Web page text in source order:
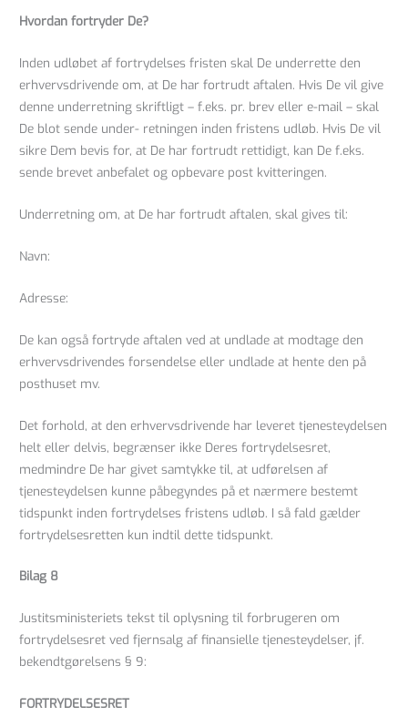
Hvordan fortryder De?
Inden udløbet af fortrydelses fristen skal De underrette den
erhvervsdrivende om, at De har fortrudt aftalen. Hvis De vil give
denne underretning skriftligt – f.eks. pr. brev eller e-mail – skal
De blot sende under- retningen inden fristens udløb. Hvis De vil
sikre Dem bevis for, at De har fortrudt rettidigt, kan De f.eks.
sende brevet anbefalet og opbevare post kvitteringen.
Underretning om, at De har fortrudt aftalen, skal gives til:
Navn:
Adresse:
De kan også fortryde aftalen ved at undlade at modtage den
erhvervsdrivendes forsendelse eller undlade at hente den på
posthuset mv.
Det forhold, at den erhvervsdrivende har leveret tjenesteydelsen
helt eller delvis, begrænser ikke Deres fortrydelsesret,
medmindre De har givet samtykke til, at udførelsen af
tjenesteydelsen kunne påbegyndes på et nærmere bestemt
tidspunkt inden fortrydelses fristens udløb. I så fald gælder
fortrydelsesretten kun indtil dette tidspunkt.
Bilag 8
Justitsministeriets tekst til oplysning til forbrugeren om
fortrydelsesret ved fjernsalg af finansielle tjenesteydelser, jf.
bekendtgørelsens § 9:
FORTRYDELSESRET